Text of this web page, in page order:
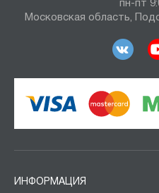
пн-пт
Московская область,
ИНФОРМАЦИЯ